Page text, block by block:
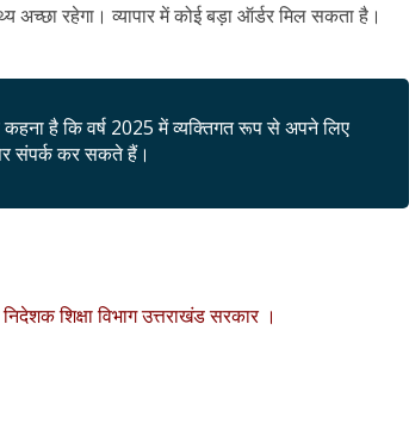
रहेगा। व्यापार में कोई बड़ा ऑर्डर मिल सकता है।
है कि वर्ष 2025 में व्यक्तिगत रूप से अपने लिए
संपर्क कर सकते हैं।
शिक्षा विभाग उत्तराखंड सरकार ।